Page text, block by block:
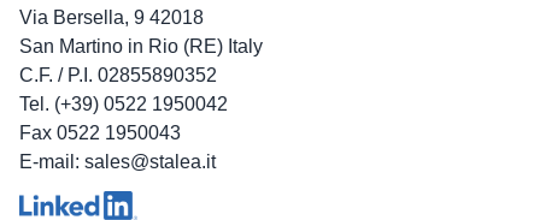
Via Bersella, 9 42018
San Martino in Rio (RE) Italy
C.F. / P.I. 02855890352
Tel. (+39) 0522 1950042
Fax 0522 1950043
E-mail: sales@stalea.it